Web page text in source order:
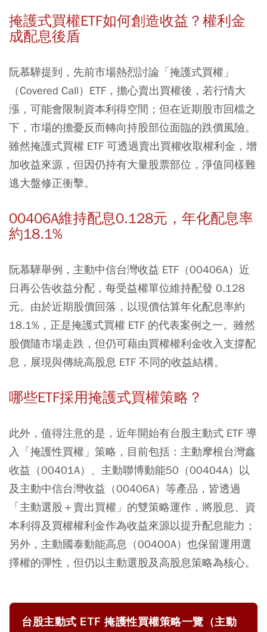
掩護式買權ETF如何創造收益？權利金
成配息後盾
阮慕驊提到，先前市場熱烈討論「掩護式買權」
（Covered Call）ETF，擔心賣出買權後，若行情大
漲，可能會限制資本利得空間；但在近期股市回檔之
下，市場的擔憂反而轉向持股部位面臨的跌價風險。
雖然掩護式買權 ETF 可透過賣出買權收取權利金，增
加收益來源，但因仍持有大量股票部位，淨值同樣難
逃大盤修正衝擊。
00406A維持配息0.128元，年化配息率
約18.1%
阮慕驊舉例，主動中信台灣收益 ETF（00406A）近
日再公告收益分配，每受益權單位維持配發 0.128
元。由於近期股價回落，以現價估算年化配息率約
18.1%，正是掩護式買權 ETF 的代表案例之一。雖然
股價隨市場走跌，但仍可藉由買權權利金收入支撐配
息，展現與傳統高股息 ETF 不同的收益結構。
哪些ETF採用掩護式買權策略？
此外，值得注意的是，近年開始有台股主動式 ETF 導
入「掩護性買權」策略，目前包括：主動摩根台灣鑫
收益（00401A）、主動聯博動能50（00404A）以
及主動中信台灣收益（00406A）等產品，皆透過
「主動選股＋賣出買權」的雙策略運作，將股息、資
本利得及買權權利金作為收益來源以提升配息能力；
另外，主動國泰動能高息（00400A）也保留運用選
擇權的彈性，但仍以主動選股及高股息策略為核心。
台股主動式 ETF 掩護性買權策略一覽（主動